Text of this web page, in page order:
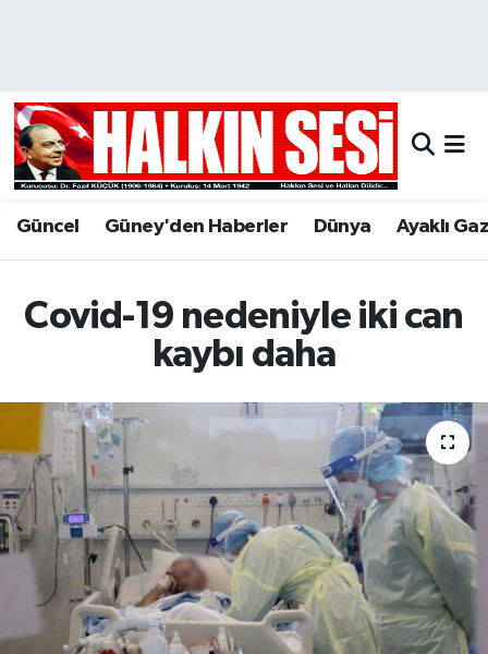
Güncel Güney'den Haberler Dünya Ayaklı
Covid-19 nedeniyle iki can
kaybı daha
Hava Durumu
Trafik Durumu
Tüm Manşetler
Son Dakika Haberleri
Haber Arşivi